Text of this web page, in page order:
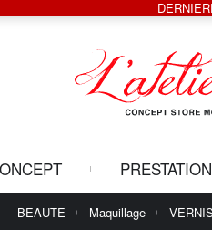
BEAUTE Maquillage